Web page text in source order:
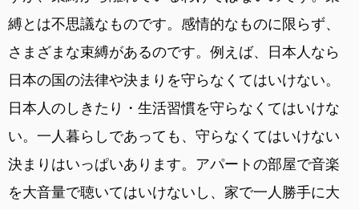
縛とは不思議なものです。感情的なものに限らず、
さまざまな束縛があるのです。例えば、日本人なら
日本の国の法律や決まりを守らなくてはいけない。
日本人のしきたり・生活習慣を守らなくてはいけな
い。一人暮らしであっても、守らなくてはいけない
決まりはいっぱいあります。アパートの部屋で音楽
を大音量で聴いてはいけないし、家で一人勝手に大